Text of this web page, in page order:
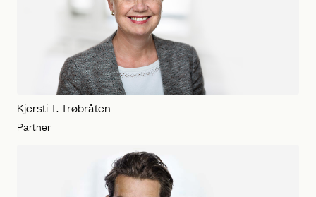
Kjersti T. Trøbråten
Partner